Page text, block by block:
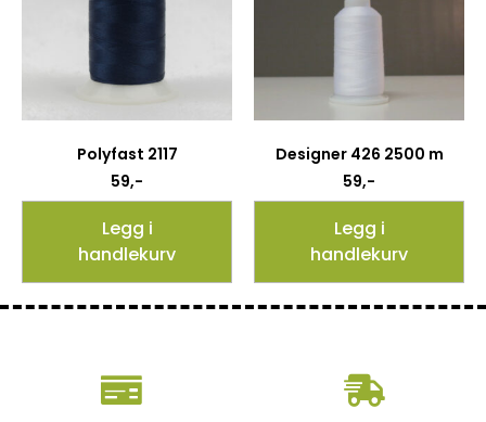
Polyfast 2117
59,-
Legg i
handlekurv
Designer 426 2500 m
59,-
Legg i
handlekurv